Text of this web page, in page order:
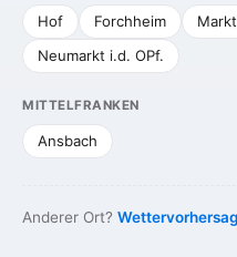
Hof Forchheim
Neumarkt i.d. OPf.
MITTELFRANKEN
Ansbach
Anderer Ort?